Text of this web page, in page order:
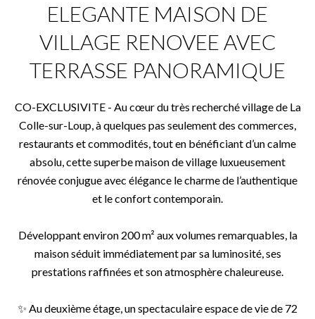
ELEGANTE MAISON DE
VILLAGE RENOVEE AVEC
TERRASSE PANORAMIQUE
CO-EXCLUSIVITE - Au cœur du très recherché village de La
Colle-sur-Loup, à quelques pas seulement des commerces,
restaurants et commodités, tout en bénéficiant d’un calme
absolu, cette superbe maison de village luxueusement
rénovée conjugue avec élégance le charme de l’authentique
et le confort contemporain.
Développant environ 200 m² aux volumes remarquables, la
maison séduit immédiatement par sa luminosité, ses
prestations raffinées et son atmosphère chaleureuse.
✨ Au deuxième étage, un spectaculaire espace de vie de 72